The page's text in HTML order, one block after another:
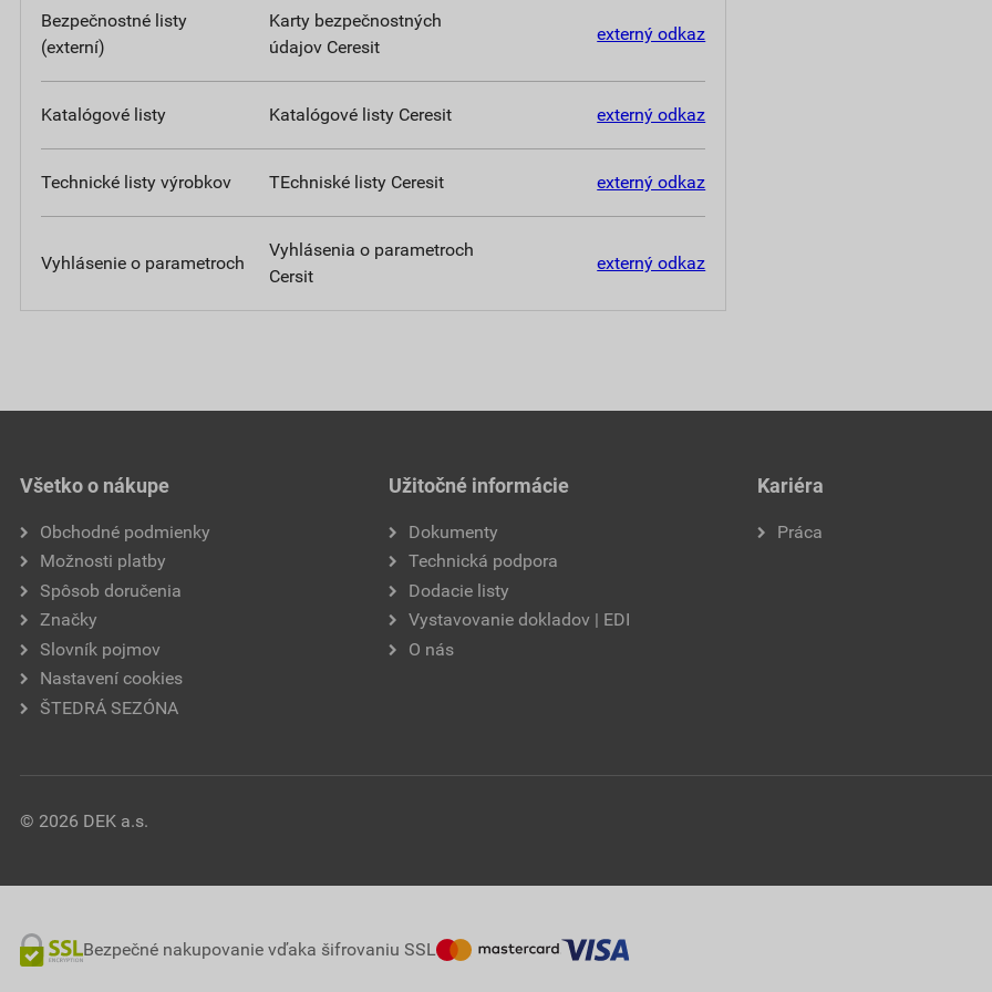
Bezpečnostné listy
(externí)
Karty bezpečnostných
údajov Ceresit
externý odkaz
Katalógové listy Katalógové listy Ceresit externý odkaz
Technické listy výrobkov TEchniské listy Ceresit externý odkaz
Vyhlásenie o parametroch
Vyhlásenia o parametroch
Cersit
externý odkaz
Všetko o nákupe
Obchodné podmienky
Možnosti platby
Spôsob doručenia
Značky
Slovník pojmov
Nastavení cookies
ŠTEDRÁ SEZÓNA
Užitočné informácie
Dokumenty
Technická podpora
Dodacie listy
Vystavovanie dokladov | EDI
O nás
Kariéra
Práca
© 2026 DEK a.s.
Bezpečné nakupovanie vďaka šifrovaniu SSL